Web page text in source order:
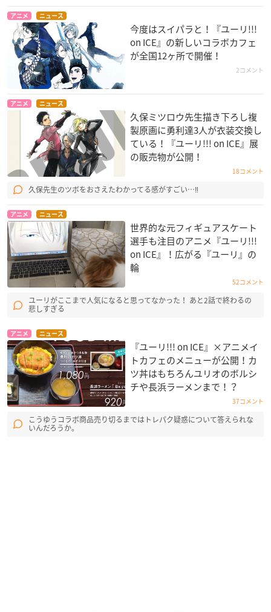
アニメ ニュース
今度はスイパラと！『ユーリ!!!
on ICE』の新しいコラボカフェ
が全国12ヶ所で開催！
2コメント
アニメ ニュース
久保ミツロウ先生描き下ろし複
製原画に勇利達3人が衣装交換し
ている！『ユーリ!!! on ICE』展
の販売物が公開！
18コメント
久保先生のツボをおさえたわかってる感がすごい…‼
アニメ ニュース
世界的な元フィギュアスケート
選手も注目のアニメ『ユーリ!!!
on ICE』！広がる『ユーリ』の
輪
52コメント
ユーリがここまで人気になると思ってなかった！ あと2話で終わるの
悲しすぎる
アニメ ニュース
『ユーリ!!! on ICE』×アニメイ
トカフェのメニューが公開！カ
ツ丼はもちろんユリオのボルシ
チや長浜ラーメンまで！？
37コメント
こうゆうコラボ商品売り切るまではトレパク疑惑について答えられな
いんだろうか。